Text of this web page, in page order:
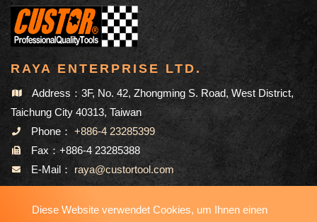
RAYA ENTERPRISE LTD.
Address：3F, No. 42, Zhongming S. Road, West District,
Taichung City 40313, Taiwan
Phone： +886-4 23285399
Fax：+886-4 23285388
E-Mail： raya@custortool.com
SEITENVERZEICHNIS
Diese Website verwendet Cookies, um Ihnen einen